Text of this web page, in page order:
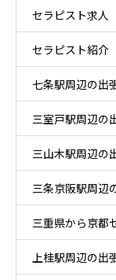
セラピスト求人
セラピスト紹介
七条駅周辺の出
ア
三室戸駅周辺の
三山木駅周辺の
三条京阪駅周辺
三重県から京都
上桂駅周辺の出